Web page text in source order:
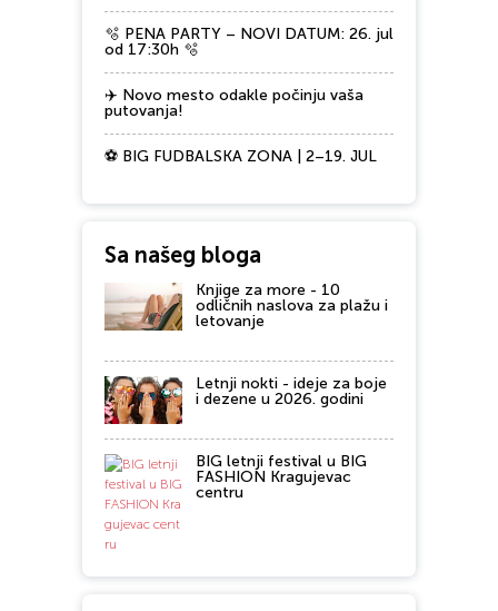
🫧 PENA PARTY – NOVI DATUM: 26. jul
od 17:30h 🫧
✈️ Novo mesto odakle počinju vaša
putovanja!
⚽ BIG FUDBALSKA ZONA | 2–19. JUL
Sa našeg bloga
Knjige za more - 10
odličnih naslova za plažu i
letovanje
Letnji nokti - ideje za boje
i dezene u 2026. godini
BIG letnji festival u BIG
FASHION Kragujevac
centru